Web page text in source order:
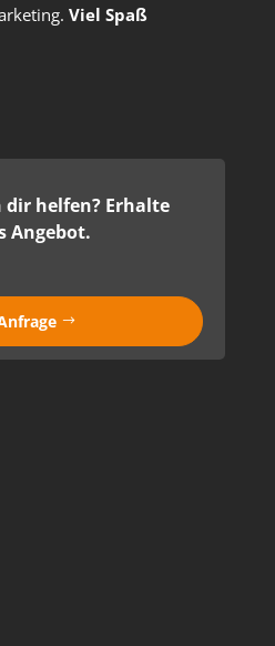
Viel Spaß
helfen? Erhalte
Angebot.